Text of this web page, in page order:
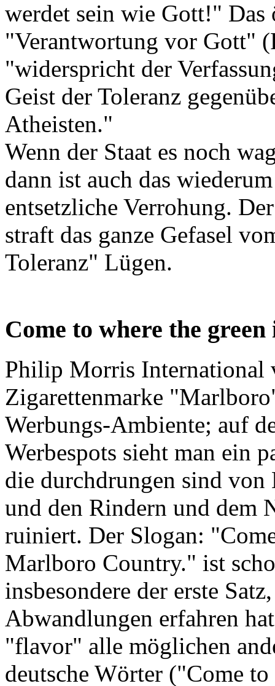
werdet sein wie Gott!"
"Verantwortung vor Gott"
"widerspricht der
Geist der Toleranz
Atheisten."
Wenn der Staat es noch
dann ist auch das
entsetzliche Verrohung.
straft das ganze Gefasel
Toleranz" Lügen.
Come to where the green
Philip Morris International
Zigarettenmarke
Werbungs-Ambiente; auf
Werbespots sieht man ein
die durchdrungen sind von
und den Rindern und dem
ruiniert. Der Slogan:
Marlboro Country." ist
insbesondere der erste
Abwandlungen erfahren
"flavor" alle möglichen
deutsche Wörter ("Come